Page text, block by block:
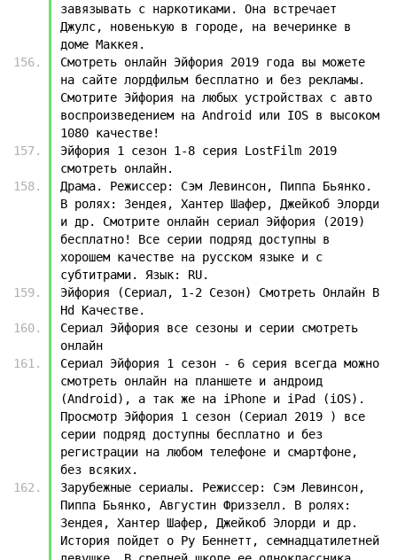
завязывать с наркотиками. Она встречает
Джулс, новенькую в городе, на вечеринке в
доме Маккея.
Смотреть онлайн Эйфория 2019 года вы можете
на сайте лордфильм бесплатно и без рекламы.
Смотрите Эйфория на любых устройствах с авто
воспроизведением на Android или IOS в высоком
1080 качестве!
Эйфория 1 сезон 1-8 серия LostFilm 2019
смотреть онлайн.
Драма. Режиссер: Сэм Левинсон, Пиппа Бьянко.
В ролях: Зендея, Хантер Шафер, Джейкоб Элорди
и др. Смотрите онлайн сериал Эйфория (2019)
бесплатно! Все серии подряд доступны в
хорошем качестве на русском языке и с
субтитрами. Язык: RU.
Эйфория (Сериал, 1-2 Сезон) Смотреть Онлайн В
Hd Качестве.
Сериал Эйфория все сезоны и серии смотреть
онлайн
Сериал Эйфория 1 сезон - 6 серия всегда можно
смотреть онлайн на планшете и андроид
(Android), а так же на iPhone и iPad (iOS).
Просмотр Эйфория 1 сезон (Сериал 2019 ) все
серии подряд доступны бесплатно и без
регистрации на любом телефоне и смартфоне,
без всяких.
Зарубежные сериалы. Режиссер: Сэм Левинсон,
Пиппа Бьянко, Августин Фриззелл. В ролях:
Зендея, Хантер Шафер, Джейкоб Элорди и др.
История пойдет о Ру Беннетт, семнадцатилетней